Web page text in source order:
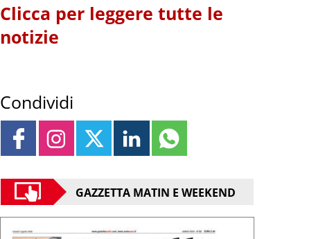
Clicca per leggere tutte le
notizie
Condividi
GAZZETTA MATIN E WEEKEND